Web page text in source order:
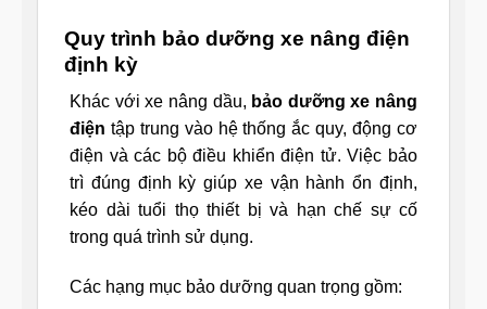
Quy trình bảo dưỡng xe nâng điện
định kỳ
Khác với xe nâng dầu, bảo dưỡng xe nâng
điện tập trung vào hệ thống ắc quy, động cơ
điện và các bộ điều khiển điện tử. Việc bảo
trì đúng định kỳ giúp xe vận hành ổn định,
kéo dài tuổi thọ thiết bị và hạn chế sự cố
trong quá trình sử dụng.
Các hạng mục bảo dưỡng quan trọng gồm: